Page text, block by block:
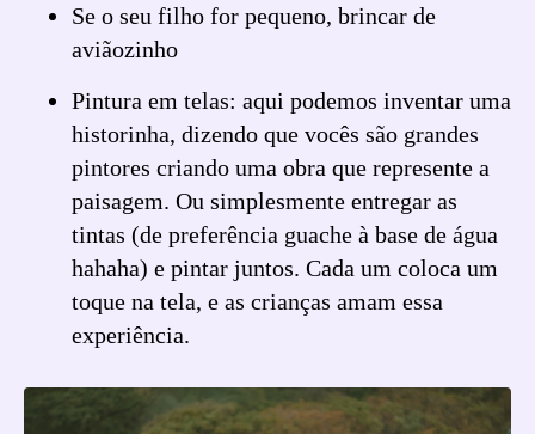
Se o seu filho for pequeno, brincar de
aviãozinho
Pintura em telas: aqui podemos inventar uma
historinha, dizendo que vocês são grandes
pintores criando uma obra que represente a
paisagem. Ou simplesmente entregar as
tintas (de preferência guache à base de água
hahaha) e pintar juntos. Cada um coloca um
toque na tela, e as crianças amam essa
experiência.